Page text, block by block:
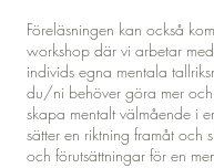
Föreläsningen kan också
workshop där vi arbetar
individs egna mentala
du/ni behöver göra mer
skapa mentalt välmående i
sätter en riktning framåt och
och förutsättningar för en